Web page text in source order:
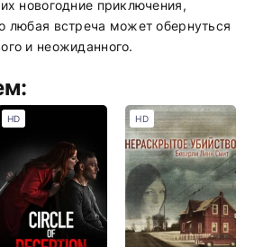
новогодние приключения,
любая встреча может обернуться
и неожиданного.
HD HD